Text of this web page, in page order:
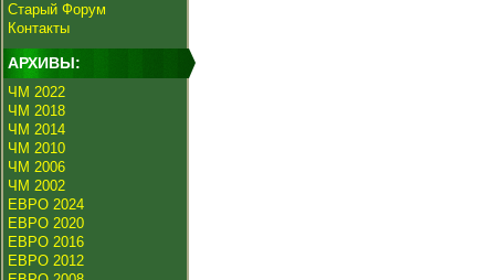
Старый Форум
Контакты
АРХИВЫ:
ЧМ 2022
ЧМ 2018
ЧМ 2014
ЧМ 2010
ЧМ 2006
ЧМ 2002
ЕВРО 2024
ЕВРО 2020
ЕВРО 2016
ЕВРО 2012